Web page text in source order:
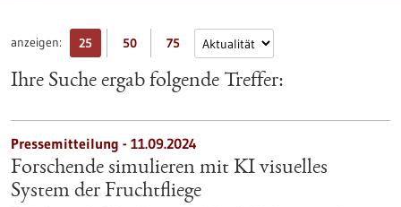
anzeigen: 25 50 75
Ihre Suche ergab folgende Treffer:
Pressemitteilung - 11.09.2024
Forschende simulieren mit KI visuelles
System der Fruchtfliege